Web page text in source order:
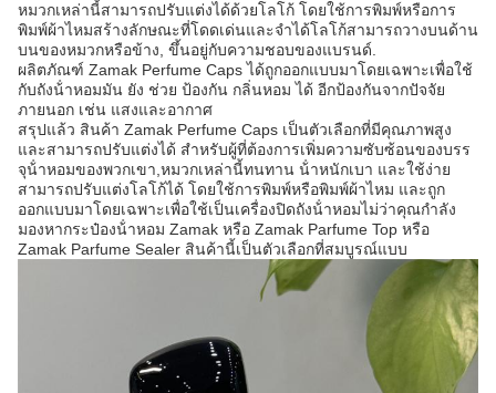
หมวกเหล่านี้สามารถปรับแต่งได้ด้วยโลโก้ โดยใช้การพิมพ์หรือการ
พิมพ์ผ้าไหมสร้างลักษณะที่โดดเด่นและจําได้โลโก้สามารถวางบนด้าน
บนของหมวกหรือข้าง, ขึ้นอยู่กับความชอบของแบรนด์.
ผลิตภัณฑ์ Zamak Perfume Caps ได้ถูกออกแบบมาโดยเฉพาะเพื่อใช้
กับถังน้ําหอมมัน ยัง ช่วย ป้องกัน กลิ่นหอม ได้ อีกป้องกันจากปัจจัย
ภายนอก เช่น แสงและอากาศ
สรุปแล้ว สินค้า Zamak Perfume Caps เป็นตัวเลือกที่มีคุณภาพสูง
และสามารถปรับแต่งได้ สําหรับผู้ที่ต้องการเพิ่มความซับซ้อนของบรร
จุน้ําหอมของพวกเขา,หมวกเหล่านี้ทนทาน น้ําหนักเบา และใช้ง่าย
สามารถปรับแต่งโลโก้ได้ โดยใช้การพิมพ์หรือพิมพ์ผ้าไหม และถูก
ออกแบบมาโดยเฉพาะเพื่อใช้เป็นเครื่องปิดถังน้ําหอมไม่ว่าคุณกําลัง
มองหากระป๋องน้ําหอม Zamak หรือ Zamak Parfume Top หรือ
Zamak Parfume Sealer สินค้านี้เป็นตัวเลือกที่สมบูรณ์แบบ